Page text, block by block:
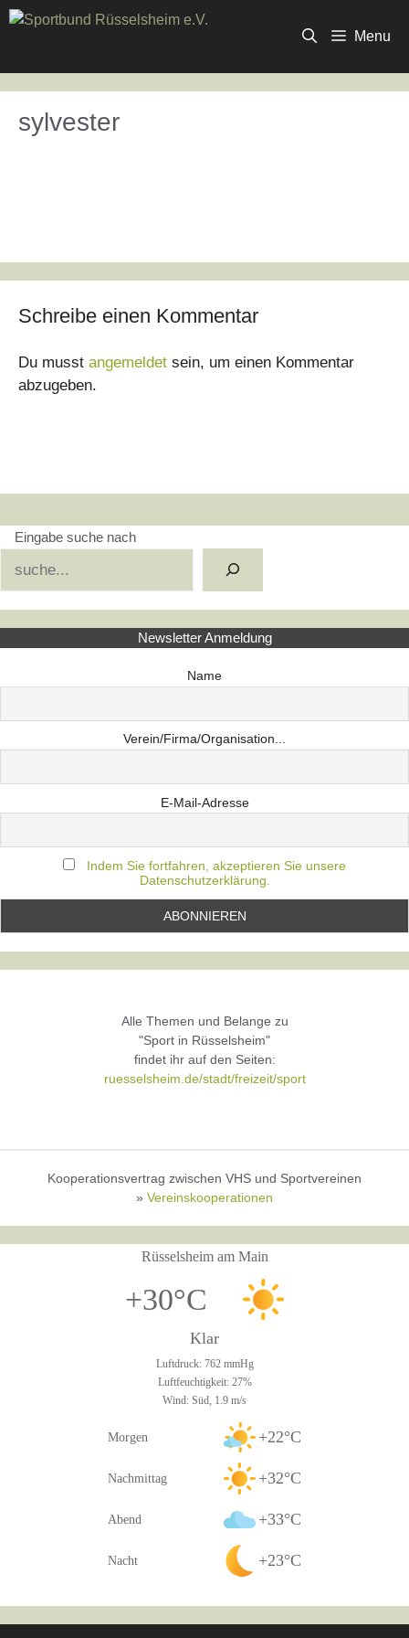
Zum
Inhalt
Menu
sylvester
Schreibe einen Kommentar
Du musst angemeldet sein, um einen Kommentar
abzugeben.
Eingabe suche nach
Newsletter Anmeldung
Name
Verein/Firma/Organisation...
E-Mail-Adresse
Indem Sie fortfahren, akzeptieren Sie unsere
Datenschutzerklärung.
Alle Themen und Belange zu
"Sport in Rüsselsheim"
findet ihr auf den Seiten:
ruesselsheim.de/stadt/freizeit/sport
Kooperationsvertrag zwischen VHS und Sportvereinen
» Vereinskooperationen
Rüsselsheim am Main
+30°C
Klar
Luftdruck: 762 mmHg
Luftfeuchtigkeit: 27%
Wind: Süd, 1.9 m/s
Morgen +22°C
Nachmittag +32°C
Abend +33°C
Nacht +23°C